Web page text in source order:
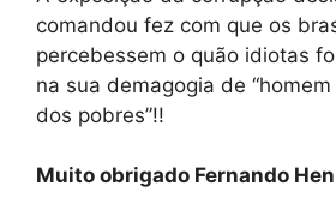
comandou fez com que os
percebessem o quão idiotas
na sua demagogia de “homem
dos pobres”!!
Muito obrigado Fernando